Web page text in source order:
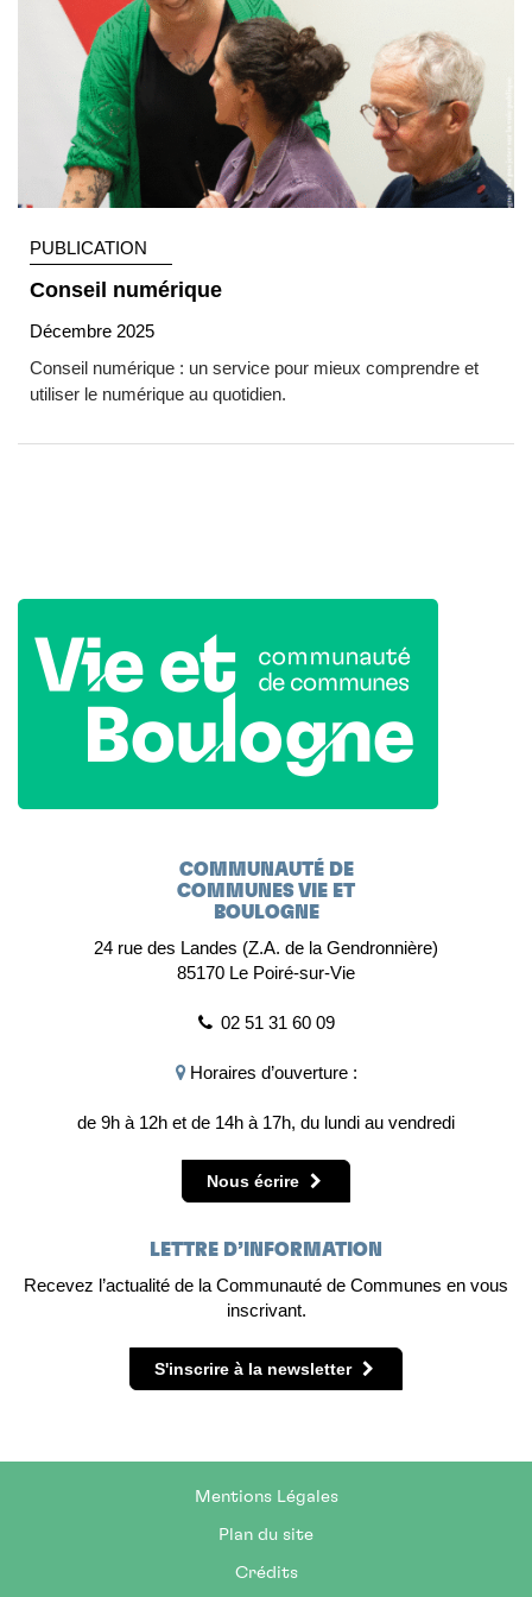
PUBLICATION
Conseil numérique
Décembre 2025
Conseil numérique : un service pour mieux comprendre et
utiliser le numérique au quotidien.
COMMUNAUTÉ DE
COMMUNES VIE ET
BOULOGNE
24 rue des Landes (Z.A. de la Gendronnière)
85170 Le Poiré-sur-Vie
02 51 31 60 09
Horaires d’ouverture :
de 9h à 12h et de 14h à 17h, du lundi au vendredi
Nous écrire
LETTRE D’INFORMATION
Recevez l’actualité de la Communauté de Communes en vous
inscrivant.
S'inscrire à la newsletter
Mentions Légales
Plan du site
Crédits